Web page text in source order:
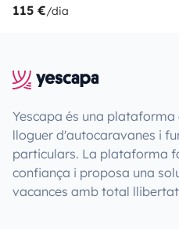
115 €/dia
Yescapa és una
lloguer d'autocaravanes i
particulars. La plataforma
confiança i proposa una
vacances amb total